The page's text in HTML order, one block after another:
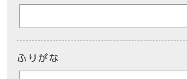
ふりがな